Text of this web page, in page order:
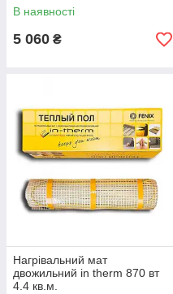
В наявності
5 060 ₴
Нагрівальний мат
двожильний in therm 870 вт
4.4 кв.м.